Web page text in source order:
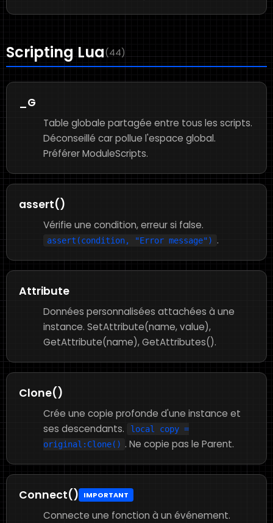
Scripting Lua(44)
_G
Table globale partagée entre tous les scripts.
Déconseillé car pollue l'espace global.
Préférer ModuleScripts.
assert()
Vérifie une condition, erreur si false.
assert(condition, "Error message") .
Attribute
Données personnalisées attachées à une
instance. SetAttribute(name, value),
GetAttribute(name), GetAttributes().
Clone()
Crée une copie profonde d'une instance et
ses descendants.
local copy =
original:Clone() . Ne copie pas le Parent.
Connect() IMPORTANT
Connecte une fonction à un événement.